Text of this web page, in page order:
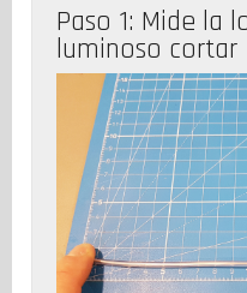
Paso 1: Mide la
luminoso cortar